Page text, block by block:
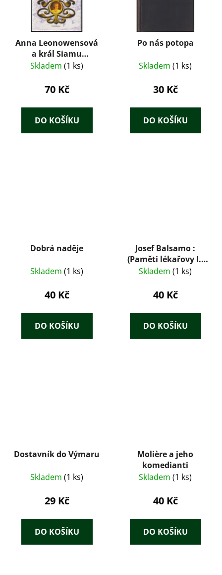
Anna Leonowensová
a král Siamu
Mongkut
Skladem (1 ks)
70 Kč
DO KOŠÍKU
Po nás potopa
Skladem (1 ks)
30 Kč
DO KOŠÍKU
Dobrá naděje
Skladem (1 ks)
40 Kč
DO KOŠÍKU
Josef Balsamo :
(Paměti lékařovy I.)
3.díl
Skladem (1 ks)
40 Kč
DO KOŠÍKU
Dostavník do Výmaru
Skladem (1 ks)
29 Kč
DO KOŠÍKU
Molière a jeho
komedianti
Skladem (1 ks)
40 Kč
DO KOŠÍKU